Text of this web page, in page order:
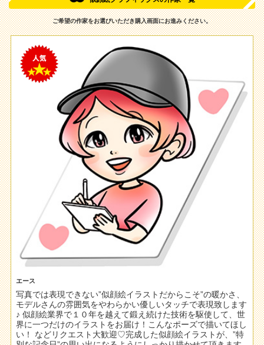
ご希望の作家をお選びいただき購入画面にお進みください。
エース
写真では表現できない”似顔絵イラストだからこそ”の暖かさ、
モデルさんの雰囲気をやわらかい優しいタッチで表現致します
♪ 似顔絵業界で１０年を越えて鍛え続けた技術を駆使して、世
界に一つだけのイラストをお届け！こんなポーズで描いてほし
い！ などリクエスト大歓迎♡完成した似顔絵イラストが、”特